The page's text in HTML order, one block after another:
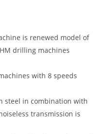
is renewed model of
drilling machines
with 8 speeds
steel in combination with
transmission is